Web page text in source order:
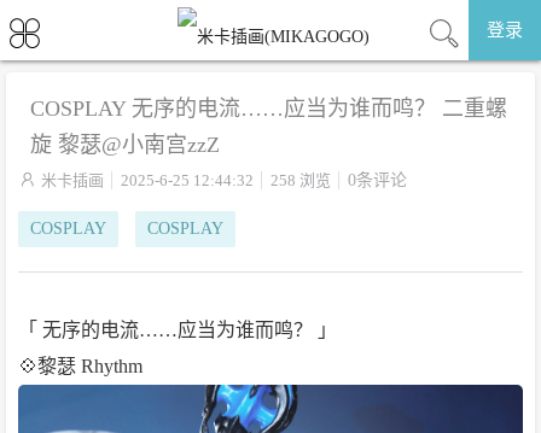
登录
COSPLAY 无序的电流……应当为谁而鸣？ 二重螺
旋 黎瑟@小南宫zzZ
 米卡插画 2025-6-25 12:44:32 258 浏览 0条评论
COSPLAY COSPLAY
「 无序的电流……应当为谁而鸣？ 」
💠黎瑟 Rhythm ​​​